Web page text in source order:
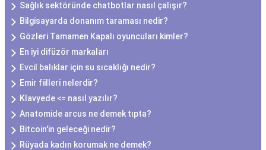
Sağlık sektöründe chatbotlar nasıl çalışır?
Bilgisayarda donanım taraması nedir?
Gözleri Tamamen Kapalı oyuncuları kimler?
En iyi difüzör markaları
Evcil balıklar için su sıcaklığı nedir?
Emir fiilleri nelerdir?
Klavyede <= nasıl yazılır?
Anatomide arcus ne demek tıpta?
Bitcoin'in geleceği nedir?
Rüyada kadın korumak ne demek?